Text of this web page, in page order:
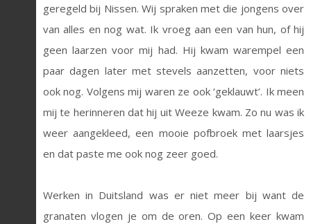
geregeld bij Nissen. Wij spraken met die jongens over
van alles en nog wat. Ik vroeg aan een van hun, of hij
geen laarzen voor mij had. Hij kwam warempel een
paar dagen later met stevels aanzetten, voor niets
ook nog. Volgens mij waren ze ook ‘geklauwt’. Ik meen
mij te herinneren dat hij uit Weeze kwam. Zo nu was ik
weer aangekleed, een mooie pofbroek met laarsjes
en dat paste me ook nog zeer goed.
Werken in Duitsland was er niet meer bij want de
granaten vlogen je om de oren. Op een keer kwam